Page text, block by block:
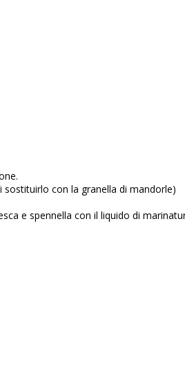
con la granella di mandorle)
e spennella con il liquido di